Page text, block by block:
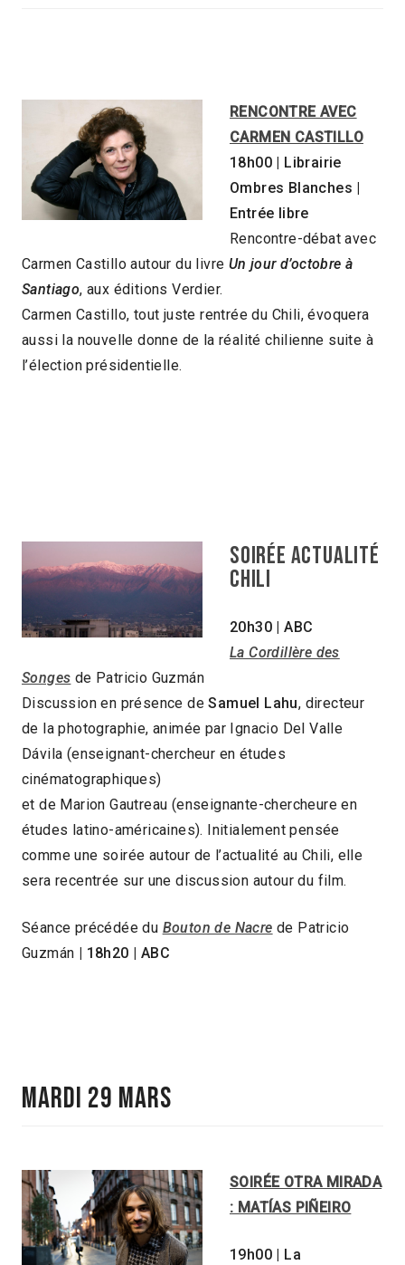
RENCONTRE AVEC
CARMEN CASTILLO
18h00 | Librairie
Ombres Blanches |
Entrée libre
Rencontre-débat avec
Carmen Castillo autour du livre Un jour d’octobre à
Santiago, aux éditions Verdier.
Carmen Castillo, tout juste rentrée du Chili, évoquera
aussi la nouvelle donne de la réalité chilienne suite à
l’élection présidentielle.
Soirée actualité
Chili
20h30 | ABC
La Cordillère des
Songes de Patricio Guzmán
Discussion en présence deSamuel Lahu, directeur
de la photographie, animée par Ignacio Del Valle
Dávila (enseignant-chercheur en études
cinématographiques)
et de Marion Gautreau (enseignante-chercheure en
études latino-américaines). Initialement pensée
comme une soirée autour de l’actualité au Chili, elle
sera recentrée sur une discussion autour du film.
Séance précédée du Bouton de Nacre de Patricio
Guzmán
| 18h20 | ABC
MARDI 29 MARS
SOIRÉE OTRA MIRADA
: MATÍAS PIÑEIRO
19h00 | La